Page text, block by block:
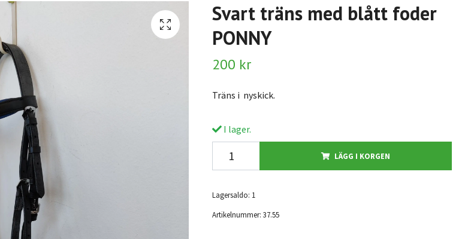
Svart träns med blått foder
PONNY
200 kr
Träns i nyskick.
I lager.
LÄGG I KORGEN
Lagersaldo: 1
Artikelnummer: 37.55